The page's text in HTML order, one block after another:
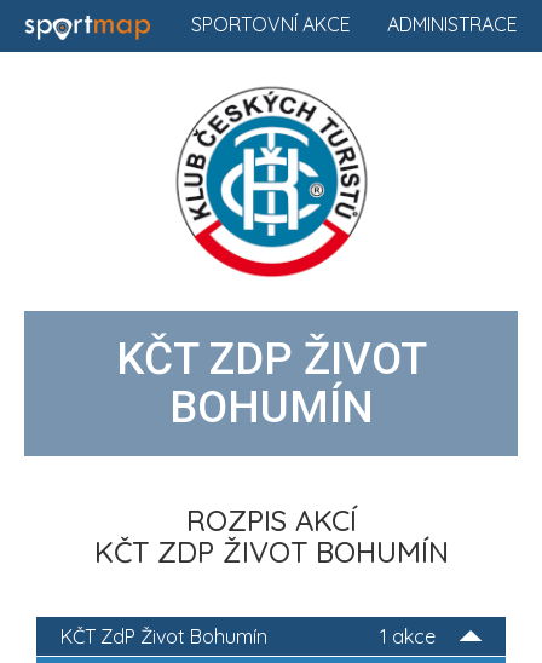
ADMINISTRACE
SPORTOVNÍ AKCE
KČT ZDP ŽIVOT
BOHUMÍN
ROZPIS AKCÍ
KČT ZDP ŽIVOT BOHUMÍN
1 akce
KČT ZdP Život Bohumín